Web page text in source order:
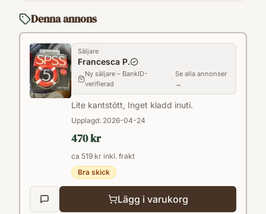
Kategori
Format
Paperback
Denna annons
Säljare
Francesca P.
Ny säljare – BankID-
verifierad
·
Se alla annonser
→
Lite kantstött, Inget kladd inuti.
Upplagd: 2026-04-24
470 kr
ca 519 kr inkl. frakt
Bra skick
Lägg i varukorg